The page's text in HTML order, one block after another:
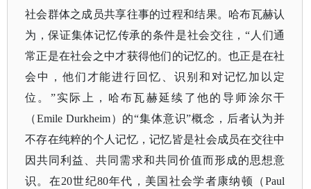
社会群体之成员共享往事的过程和结果。 哈布瓦赫认
为，保证集体记忆传承的条件是社会交往，“人们通
常正是在社会之中才获得他们的记忆的。也正是在社
会中，他们才能进行回忆、识别和对记忆加以定
位。”实际上，哈布瓦赫延续了他的导师涂尔干
（Emile Durkheim）的“集体意识”概念，后者认为并
不存在纯粹的个人记忆，记忆皆是社会成员在交往中
因共同利益、共同需求和共同价值而形成的思想意
识。在20世纪80年代，美国社会学者康纳顿（Paul